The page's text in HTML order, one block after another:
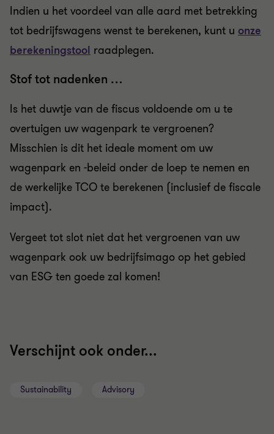
Indien u het voordeel van alle aard met betrekking
tot bedrijfswagens wenst te berekenen, kunt u onze
berekeningstool raadplegen.
Stof tot nadenken …
Is het duwtje van de fiscus voldoende om u te
overtuigen uw wagenpark te vergroenen?
Misschien is dit het ideale moment om uw
wagenpark en -beleid onder de loep te nemen en
de werkelijke TCO te berekenen (inclusief de fiscale
impact).
Vergeet tot slot niet dat het vergroenen van uw
wagenpark ook uw bedrijfsimago op het gebied
van ESG ten goede zal komen!
Verschijnt ook onder...
Sustainability Advisory